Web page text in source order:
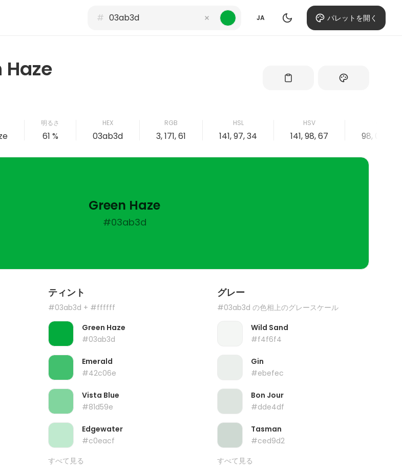
# JA パレットを開く
Haze
明るさ
61 %
HEX
03ab3d
RGB
3, 171, 61
HSL
141, 97, 34
HSV
141, 98, 67 98, 0, 64,
Green Haze
#03ab3d
ティント
#03ab3d + #ffffff
Green Haze
#03ab3d
Emerald
#42c06e
Vista Blue
#81d59e
Edgewater
#c0eacf
すべて見る
グレー
#03ab3d の色相上のグレースケール
Wild Sand
#f4f6f4
Gin
#ebefec
Bon Jour
#dde4df
Tasman
#ced9d2
すべて見る